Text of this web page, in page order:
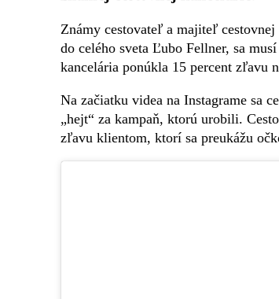
Známy cestovateľ a majiteľ
do celého sveta Ľubo Fellner, sa
kancelária ponúkla 15 percent zľavu
Na začiatku videa na Instagrame sa
„hejt“ za kampaň, ktorú urobili.
zľavu klientom, ktorí sa preukážu